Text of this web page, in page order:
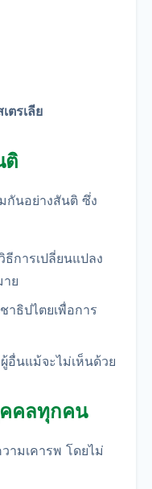
ตรเลีย
ติ
กันอย่างสันติ ซึ่ง
ธีการเปลี่ยนแปลง
ย
าธิปไตยเพื่อการ
อื่นแม้จะไม่เห็นด้วย
คคลทุกคน
ามเคารพ โดยไม่